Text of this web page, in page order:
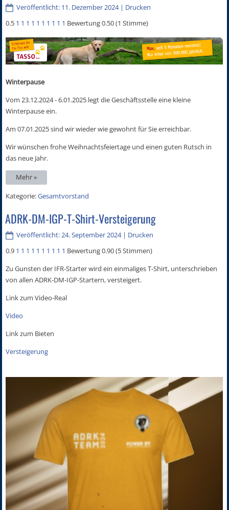
Veröffentlicht: 11. Dezember 2024| Drucken
0.5 1 1 1 1 1 1 1 1 1 1 Bewertung 0.50 (1 Stimme)
Winterpause
Vom 23.12.2024 - 6.01.2025 legt die Geschäftsstelle eine kleine
Winterpause ein.
Am 07.01.2025 sind wir wieder wie gewohnt für Sie erreichbar.
Wir wünschen frohe Weihnachtsfeiertage und einen guten Rutsch in
das neue Jahr.
Mehr »
Kategorie:Gesamtvorstand
ADRK-DM-IGP-T-Shirt-Versteigerung
Veröffentlicht: 24. September 2024| Drucken
0.9 1 1 1 1 1 1 1 1 1 1 Bewertung 0.90 (5 Stimmen)
Zu Gunsten der IFR-Starter wird ein einmaliges T-Shirt, unterschrieben
von allen ADRK-DM-IGP-Startern, versteigert.
Link zum Video-Real
Video
Link zum Bieten
Versteigerung